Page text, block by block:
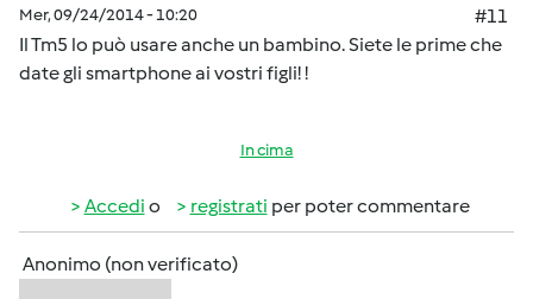
Mer, 09/24/2014 - 10:20
#11
Il Tm5 lo può usare anche un bambino. Siete le prime che
date gli smartphone ai vostri figli! !
In cima
Accedi o registrati per poter commentare
Anonimo (non verificato)